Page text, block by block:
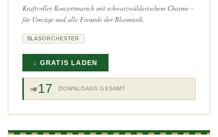
Kraftvoller Konzertmarsch mit schwarzwälderischem Charme –
für Umzüge und alle Freunde der Blasmusik.
BLASORCHESTER
↓ GRATIS LADEN
🎺17 DOWNLOADS GESAMT